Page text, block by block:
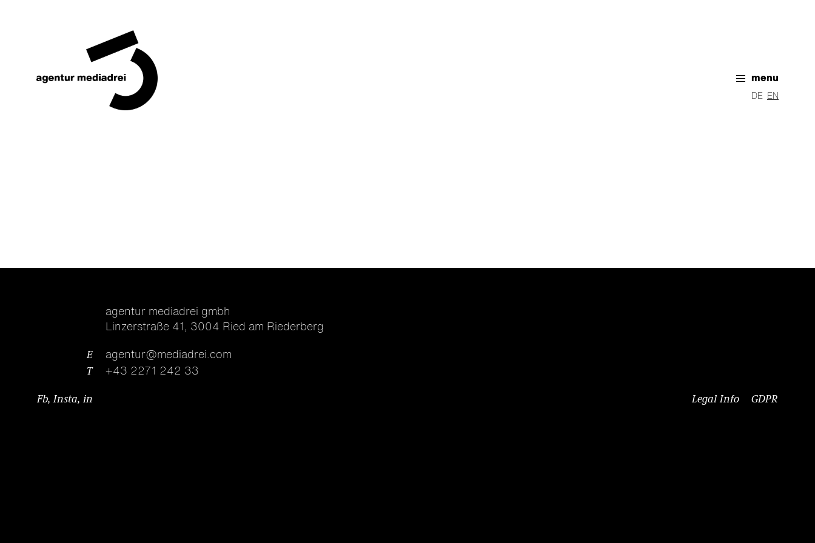
menu
DE EN
agentur mediadrei gmbh
Linzerstraße 41 , 3004 Ried am Riederberg
E
agentur@mediadrei.com
T
+43 2271 242 33
Fb,Insta, in Legal Info GDPR